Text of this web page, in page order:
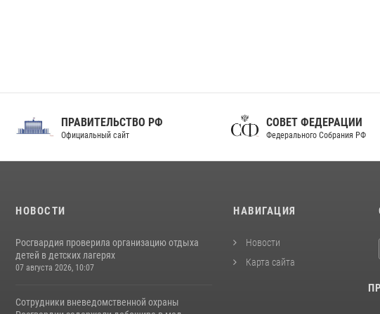
ПРАВИТЕЛЬСТВО РФ
Официальный сайт
СОВЕТ ФЕДЕРАЦИИ
Федерального Собрания РФ
НОВОСТИ
Росгвардия проверила организацию отдыха
детей в детских лагерях
07 августа 2026, 10:07
Сотрудники вневедомственной охраны
НАВИГАЦИЯ
Новости
Карта сайта